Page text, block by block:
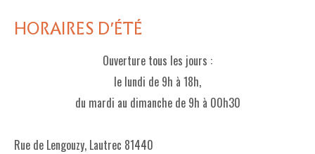
UNE LIBRAIRIE INDÉPENDANTE
COMMANDER UN LIVRE
HORAIRES D'ÉTÉ
Ouverture tous les jours :
le lundi de 9h à 18h,
du mardi au dimanche de 9h à 00h30
Rue de Lengouzy, Lautrec 81440